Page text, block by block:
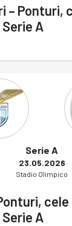
– Ponturi,
A
Serie A
23.05.2026
Stadio Olimpico
cele
A